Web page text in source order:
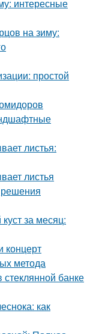
интересные
на зиму:
простой
листья:
листья
за месяц:
концерт
метода
стеклянной банке
как